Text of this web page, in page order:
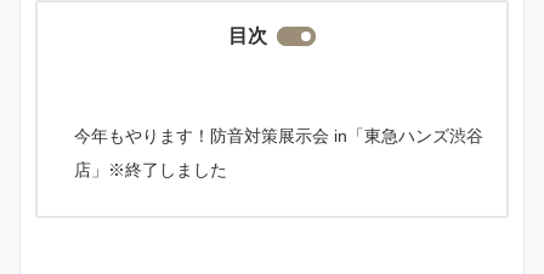
目次
今年もやります！防音対策展示会 in「東急ハンズ渋谷
店」※終了しました